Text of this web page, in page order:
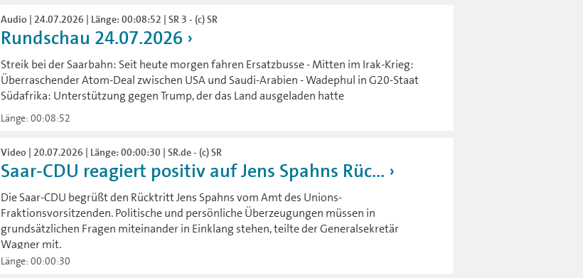
Audio | 24.07.2026 | Länge: 00:08:52 | SR 3 - (c) SR
Rundschau 24.07.2026
Streik bei der Saarbahn: Seit heute morgen fahren Ersatzbusse - Mitten im Irak-Krieg:
Überraschender Atom-Deal zwischen USA und Saudi-Arabien - Wadephul in G20-Staat
Südafrika: Unterstützung gegen Trump, der das Land ausgeladen hatte
Länge: 00:08:52
Video | 20.07.2026 | Länge: 00:00:30 | SR.de - (c) SR
Saar-CDU reagiert positiv auf Jens Spahns Rüc...
Die Saar-CDU begrüßt den Rücktritt Jens Spahns vom Amt des Unions-
Fraktionsvorsitzenden. Politische und persönliche Überzeugungen müssen in
grundsätzlichen Fragen miteinander in Einklang stehen, teilte der Generalsekretär
Wagner mit.
Länge: 00:00:30